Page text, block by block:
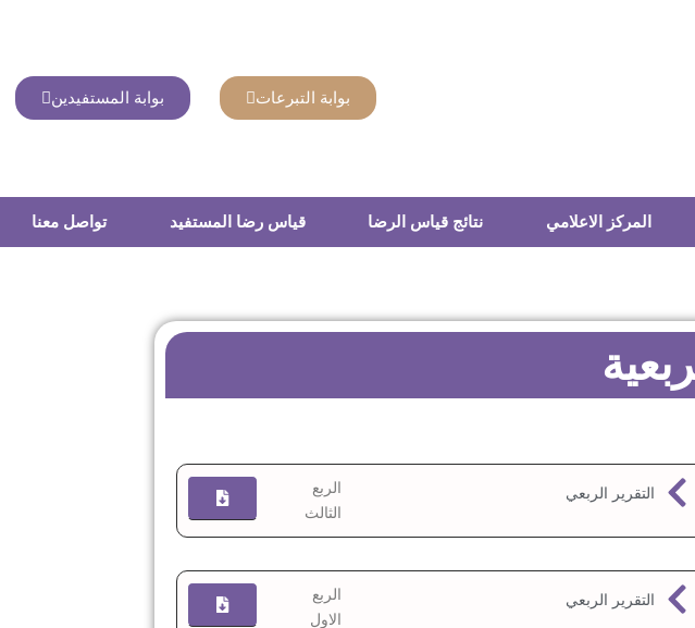
بوابة التبرعات بوابة المستفيدين
المركز الاعلامي نتائج قياس الرضا قياس رضا المستفيد تواصل معنا
التقرير الربعي
الربع
الثالث
التقرير الربعي
الربع
الاول